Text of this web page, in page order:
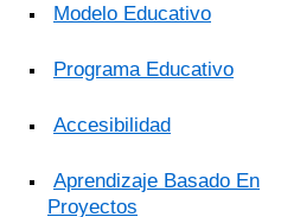
Modelo Educativo
Programa Educativo
Accesibilidad
Aprendizaje Basado En
Proyectos